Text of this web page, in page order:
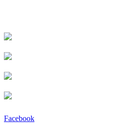
Facebook